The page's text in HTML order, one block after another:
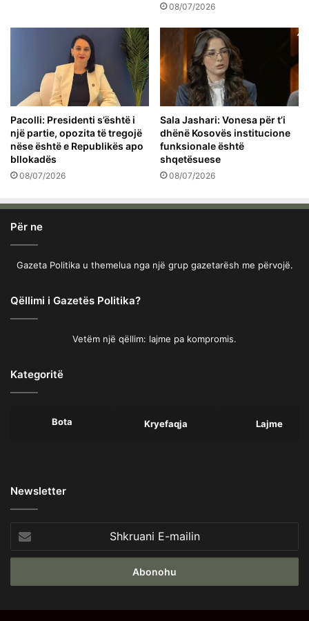
08/07/2026
Pacolli: Presidenti s’është i
një partie, opozita të tregojë
nëse është e Republikës apo
bllokadës
08/07/2026
Sala Jashari: Vonesa për t’i
dhënë Kosovës institucione
funksionale është
shqetësuese
08/07/2026
Për ne
Gazeta Politika u themelua nga një grup gazetarësh me përvojë.
Qëllimi i Gazetës Politika?
Vetëm një qëllim: lajme pa kompromis.
Kategoritë
Bota Kryefaqja Lajme
Newsletter
E-
mailin